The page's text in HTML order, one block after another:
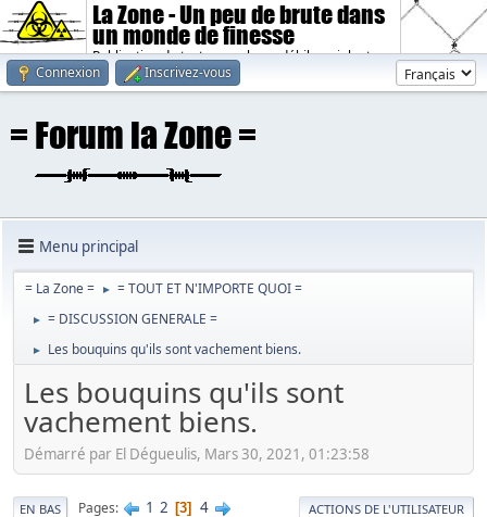
La Zone - Un peu de brute dans
un monde de finesse
Publication de textes sombres, débiles, violents.
Connexion
Inscrivez-vous
Menu principal
= La Zone = ► = TOUT ET N'IMPORTE QUOI =
► = DISCUSSION GENERALE =
► Les bouquins qu'ils sont vachement biens.
Les bouquins qu'ils sont
vachement biens.
Démarré par El Dégueulis, Mars 30, 2021, 01:23:58
EN BAS Pages 1 2 3 4 ACTIONS DE L'UTILISATEUR